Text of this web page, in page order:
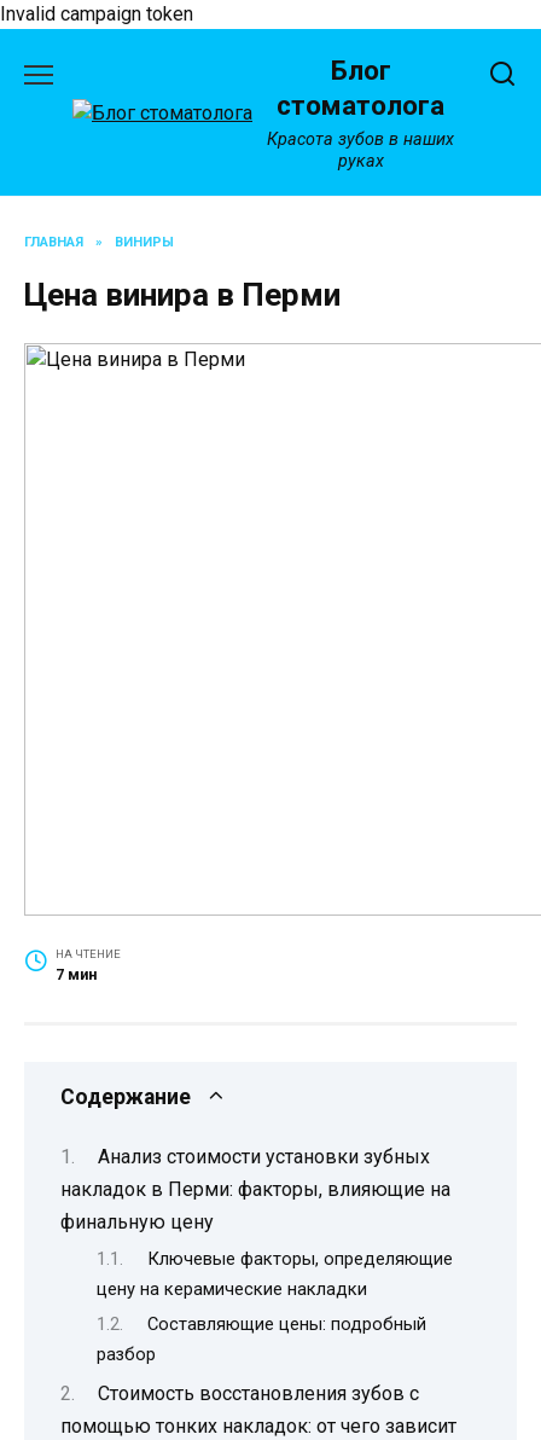
Invalid campaign token
содержанию
Блог
стоматолога
Красота зубов в наших
руках
ГЛАВНАЯ » ВИНИРЫ
Цена винира в Перми
НА ЧТЕНИЕ
7 мин
Содержание
Анализ стоимости установки зубных
накладок в Перми: факторы, влияющие на
финальную цену
Ключевые факторы, определяющие
цену на керамические накладки
Составляющие цены: подробный
разбор
Стоимость восстановления зубов с
помощью тонких накладок: от чего зависит